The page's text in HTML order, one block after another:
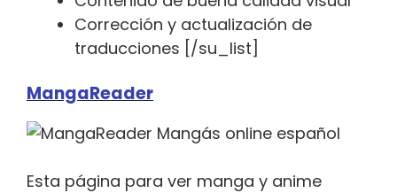
Corrección y actualización de
traducciones [/su_list]
MangaReader
Esta página para ver manga y anime